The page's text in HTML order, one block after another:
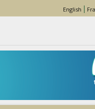
English